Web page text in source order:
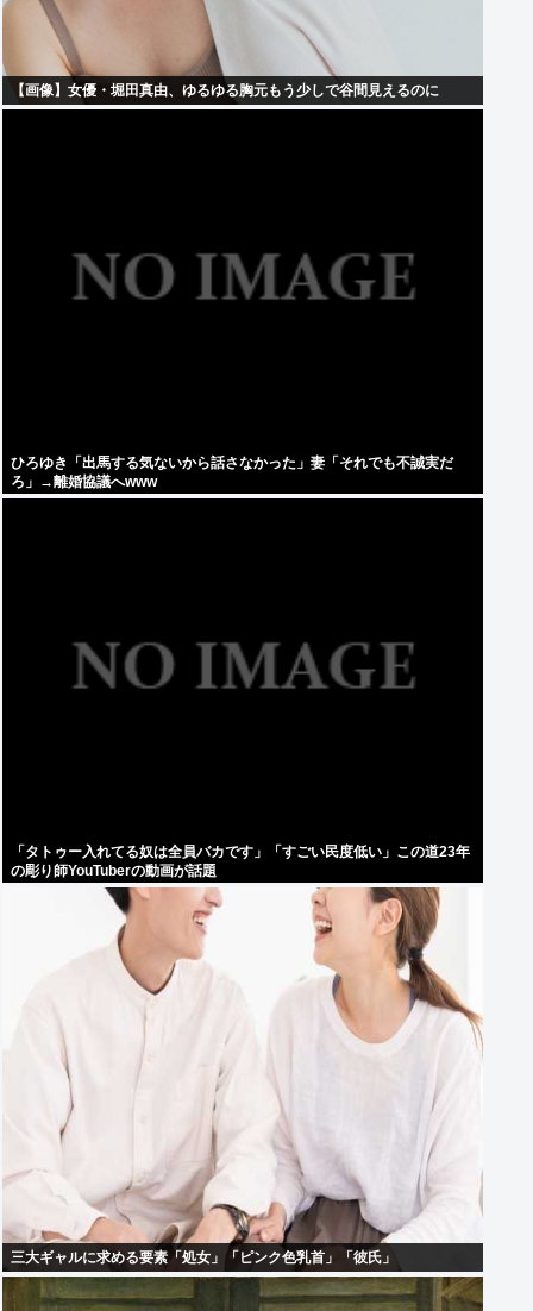
【画像】女優・堀田真由、ゆるゆる胸元もう少しで谷間見えるのに
ひろゆき「出馬する気ないから話さなかった」妻「それでも不誠実だ
ろ」→離婚協議へwww
「タトゥー入れてる奴は全員バカです」「すごい民度低い」この道23年
の彫り師YouTuberの動画が話題
三大ギャルに求める要素「処女」「ピンク色乳首」「彼氏」